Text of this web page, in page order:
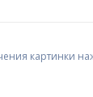
картинки